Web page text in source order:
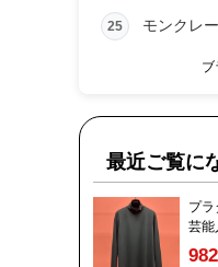
25 モンクレ
ブ
最近ご覧に
プラ
芸能